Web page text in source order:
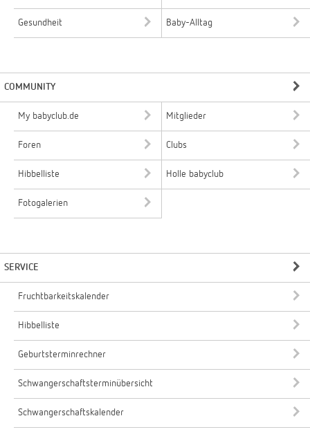
Gesundheit Baby-Alltag
COMMUNITY
My babyclub.de Mitglieder
Foren Clubs
Hibbelliste Holle babyclub
Fotogalerien
SERVICE
Fruchtbarkeitskalender
Hibbelliste
Geburtsterminrechner
Schwangerschaftsterminübersicht
Schwangerschaftskalender